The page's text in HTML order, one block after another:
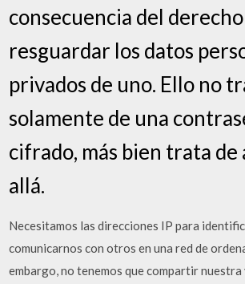
consecuencia del
resguardar los datos
privados de uno. Ello no
solamente de una
cifrado, más bien trata de
allá.
Necesitamos las direcciones IP para
comunicarnos con otros en una red de
embargo, no tenemos que compartir nuestra